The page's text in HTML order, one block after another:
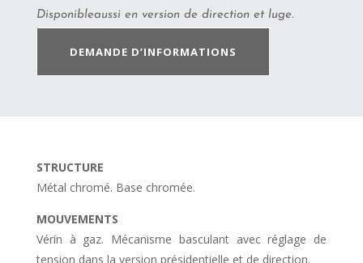
Disponibleaussi en version de direction et luge.
DEMANDE D’INFORMATIONS
STRUCTURE
Métal chromé. Base chromée.
MOUVEMENTS
Vérin à gaz. Mécanisme basculant avec réglage de
tension dans la version présidentielle et de direction.